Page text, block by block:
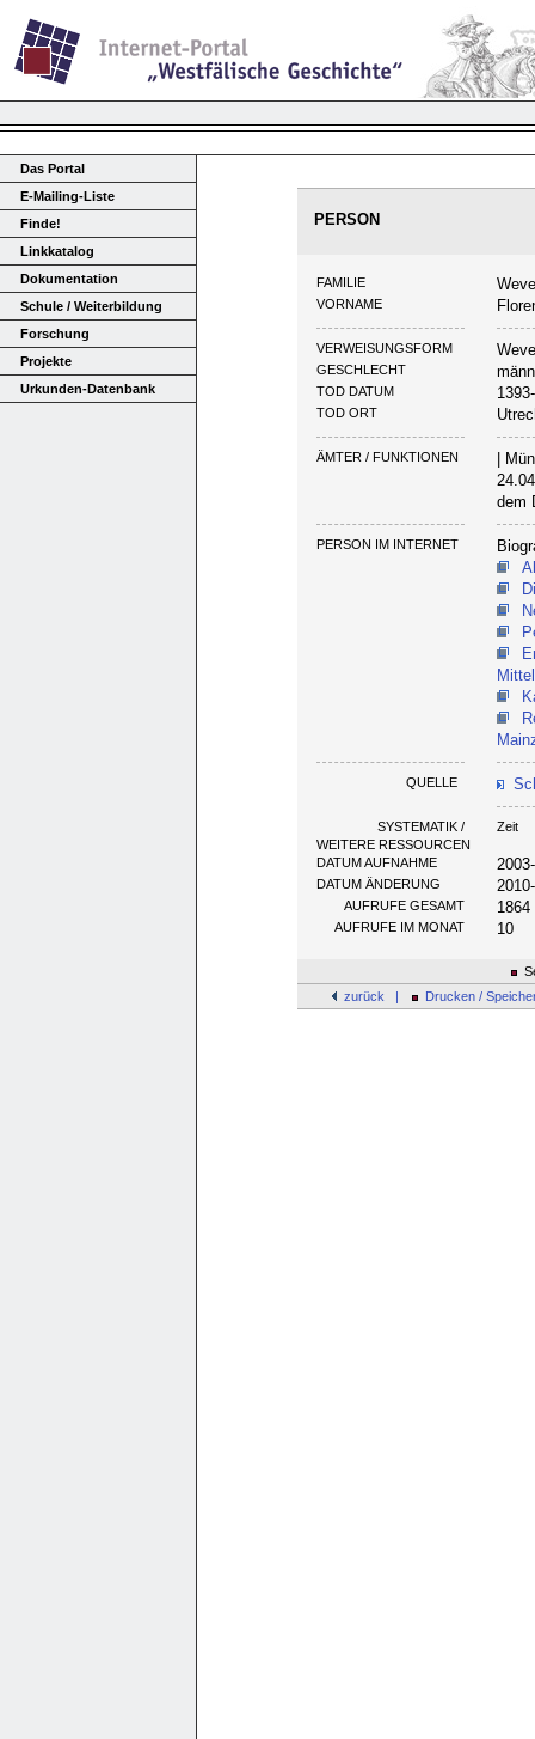
Das Portal
E-Mailing-Liste
Finde!
Linkkatalog
Dokumentation
Schule / Weiterbildung
Forschung
Projekte
Urkunden-Datenbank
PERSON
FAMILIE
VORNAME
VERWEISUNGSFORM
GESCHLECHT
TOD DATUM
TOD ORT
ÄMTER / FUNKTIONEN
|
dem
PERSON IM INTERNET
QUELLE
SYSTEMATIK /
WEITERE RESSOURCEN
Zeit
DATUM AUFNAHME
DATUM ÄNDERUNG
AUFRUFE GESAMT 1864
AUFRUFE IM MONAT 10
zurück |
Drucken /